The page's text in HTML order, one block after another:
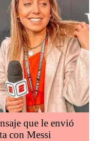
que le envió
con Messi